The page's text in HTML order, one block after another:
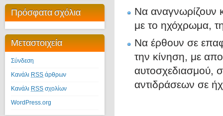
Πρόσφατα σχόλια
Μεταστοιχεία
Σύνδεση
Κανάλι RSS άρθρων
Κανάλι RSS σχολίων
WordPress.org
Να αναγνωρίζουν
με το ηχόχρωμα,
Να έρθουν σε
την κίνηση, με
αυτοσχεδιασμού,
αντιδράσεων σε